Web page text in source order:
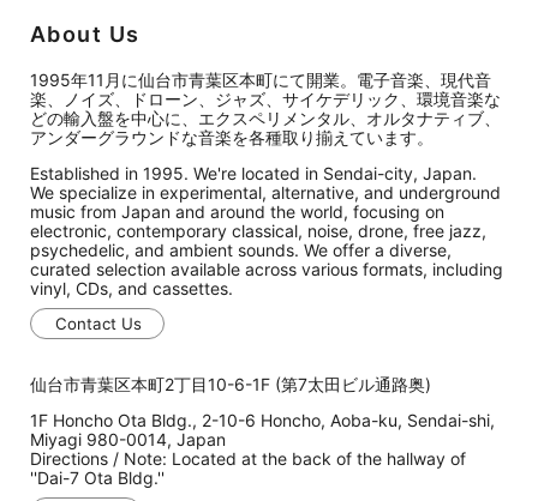
About Us
1995年11月に仙台市青葉区本町にて開業。電子音楽、現代音
楽、ノイズ、ドローン、ジャズ、サイケデリック、環境音楽な
どの輸入盤を中心に、エクスペリメンタル、オルタナティブ、
アンダーグラウンドな音楽を各種取り揃えています。
Established in 1995. We're located in Sendai-city, Japan.
We specialize in experimental, alternative, and underground
music from Japan and around the world, focusing on
electronic, contemporary classical, noise, drone, free jazz,
psychedelic, and ambient sounds. We offer a diverse,
curated selection available across various formats, including
vinyl, CDs, and cassettes.
Contact Us
仙台市青葉区本町2丁目10-6-1F (第7太田ビル通路奥)
1F Honcho Ota Bldg., 2-10-6 Honcho, Aoba-ku, Sendai-shi,
Miyagi 980-0014, Japan
Directions / Note: Located at the back of the hallway of
''Dai-7 Ota Bldg.''